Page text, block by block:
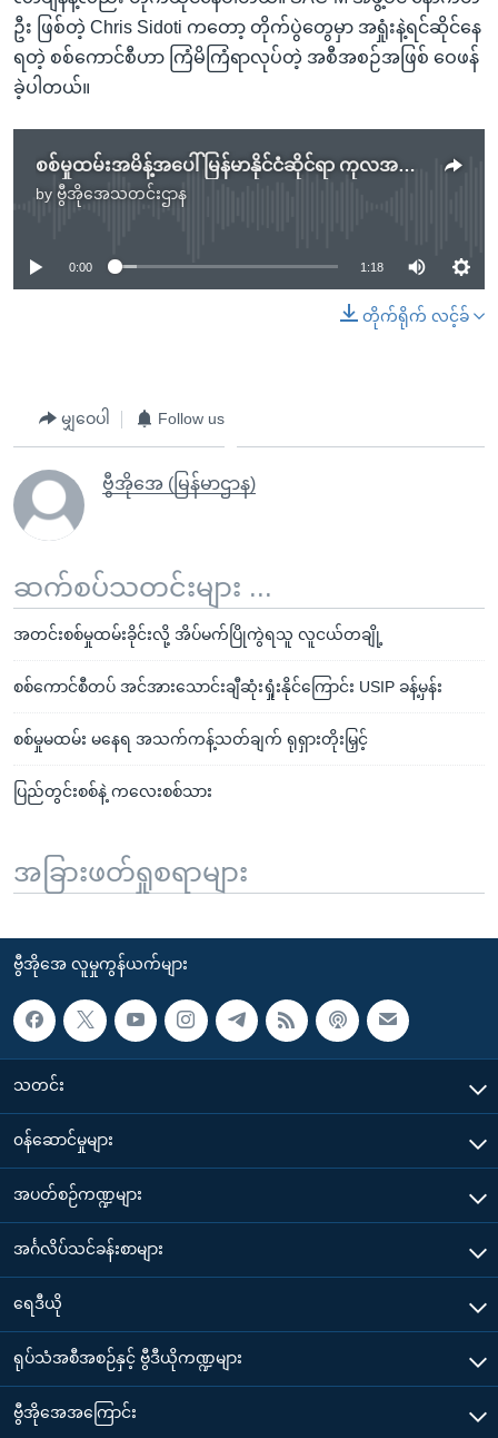
ဦး ဖြစ်တဲ့ Chris Sidoti ကတော့ တိုက်ပွဲတွေမှာ အရှုံးနဲ့ရင်ဆိုင်နေ
ရတဲ့ စစ်ကောင်စီဟာ ကြံမိကြံရာလုပ်တဲ့ အစီအစဉ်အဖြစ် ဝေဖန်
ခဲ့ပါတယ်။
စစ်မှုထမ်းအမိန့်အပေါ် မြန်မာနိုင်ငံဆိုင်ရာ ကုလအရာရှိဟောင်းတွေဝေဖန်
by ဗွီအိုအေသတင်းဌာန
No media source currently available
0:00 1:18
တိုက်ရိုက် လင့်ခ်
မျှဝေပါ Follow us
ဗွီအိုအေ (မြန်မာဌာန)
ဆက်စပ်သတင်းများ ...
အတင်းစစ်မှုထမ်းခိုင်းလို့ အိပ်မက်ပြိုကွဲရသူ လူငယ်တချို့
စစ်ကောင်စီတပ် အင်အားသောင်းချီဆုံးရှုံးနိုင်ကြောင်း USIP ခန့်မှန်း
စစ်မှုမထမ်း မနေရ အသက်ကန့်သတ်ချက် ရုရှားတိုးမြှင့်
ပြည်တွင်းစစ်နဲ့ ကလေးစစ်သား
အခြားဖတ်ရှုစရာများ
ဗွီအိုအေ လူမှုကွန်ယက်များ
သတင်း
၀န်ဆောင်မှုများ
အပတ်စဉ်ကဏ္ဍများ
အင်္ဂလိပ်သင်ခန်းစာများ
ရေဒီယို
ရုပ်သံအစီအစဉ်နှင့် ဗွီဒီယိုကဏ္ဍများ
ဗွီအိုအေအကြောင်း